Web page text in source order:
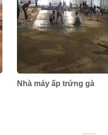
Nhà máy ấp trứng gà